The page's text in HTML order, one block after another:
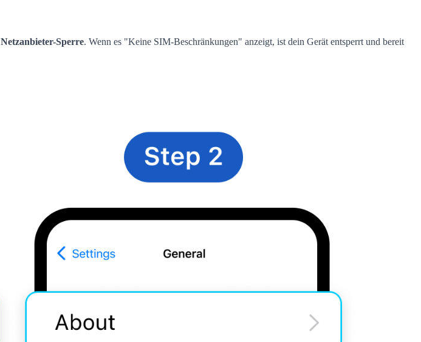
Netzanbieter-Sperre. Wenn es "Keine SIM-Beschränkungen" anzeigt, ist dein Gerät entsperrt und bereit